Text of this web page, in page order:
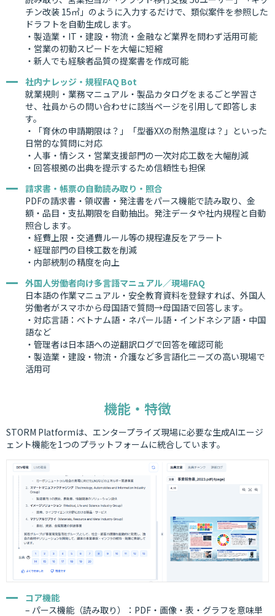
チン改装 15㎡」のように入力するだけで、類似案件を参照した
ドラフトを自動生成します。
・製造業・IT・建設・物流・金融など業界を問わず活用可能
・営業の初動スピードを大幅に短縮
・新人でも経験者品質の提案書を作成可能
社内ナレッジ・規程FAQ Bot
就業規則・業務マニュアル・製品カタログをまるごと学習さ
せ、社員からの問い合わせに該当ページを引用して即答しま
す。
・「育休の申請期限は？」「型番XXの耐熱温度は？」といった
日常的な質問に対応
・人事・情シス・営業支援部門の一次対応工数を大幅削減
・回答根拠の出典を提示するため信頼性も担保
請求書・帳票の自動読み取り・照合
PDFの請求書・領収書・発注書をパース機能で読み取り、金
額・品目・支払期限を自動抽出。発注データや社内規程と自動
照合します。
・経費上限・交通費ルール等の規程違反をアラート
・経理部門の目検工数を削減
・内部統制の精度を向上
外国人労働者向け多言語マニュアル／現場FAQ
日本語の作業マニュアル・安全教育資料を登録すれば、外国人
労働者がスマホから母国語で質問→母国語で回答します。
・対応言語：ベトナム語・ネパール語・インドネシア語・中国
語など
・管理者は日本語への逆翻訳ログで回答を確認可能
・製造業・建設・物流・介護など多言語化ニーズの高い現場で
活用可
機能・特徴
STORM Platformは、エンタープライズ現場に必要な生成AIエージ
ェント機能を1つのプラットフォームに統合しています。
コア機能
– パース機能（読み取り）：PDF・画像・表・グラフを意味単